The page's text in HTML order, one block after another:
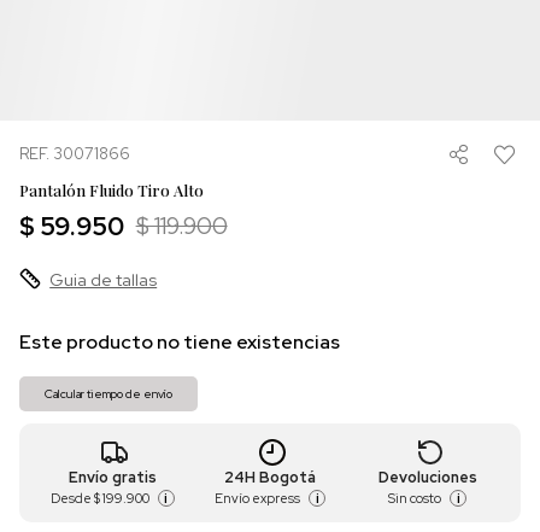
REF. 30071866
Pantalón Fluido Tiro Alto
$ 59.950 $ 119.900
Guia de tallas
Este producto no tiene existencias
Calcular tiempo de envío
Envío gratis
Desde $ 199.900 i
24H Bogotá
Envío express i
Devoluciones
Sin costo i